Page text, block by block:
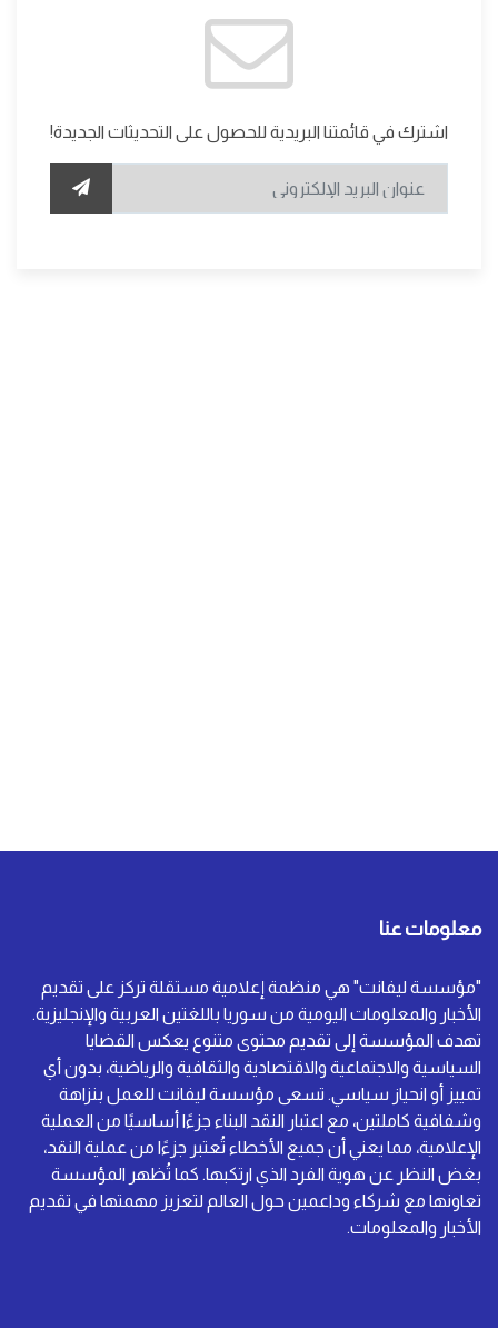
اشترك في قائمتنا البريدية للحصول على التحديثات الجديدة!
معلومات عنا
"مؤسسة ليفانت" هي منظمة إعلامية مستقلة تركز على تقديم
الأخبار والمعلومات اليومية من سوريا باللغتين العربية والإنجليزية.
تهدف المؤسسة إلى تقديم محتوى متنوع يعكس القضايا
السياسية والاجتماعية والاقتصادية والثقافية والرياضية، بدون أي
تمييز أو انحياز سياسي. تسعى مؤسسة ليفانت للعمل بنزاهة
وشفافية كاملتين، مع اعتبار النقد البناء جزءًا أساسيًا من العملية
الإعلامية، مما يعني أن جميع الأخطاء تُعتبر جزءًا من عملية النقد،
بغض النظر عن هوية الفرد الذي ارتكبها. كما تُظهر المؤسسة
تعاونها مع شركاء وداعمين حول العالم لتعزيز مهمتها في تقديم
الأخبار والمعلومات.